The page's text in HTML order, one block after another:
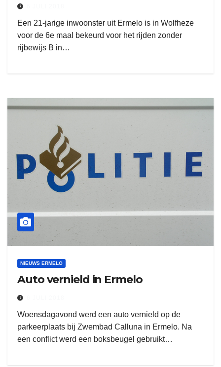
Een 21-jarige inwoonster uit Ermelo is in Wolfheze
voor de 6e maal bekeurd voor het rijden zonder
rijbewijs B in…
NIEUWS ERMELO
Auto vernield in Ermelo
Woensdagavond werd een auto vernield op de
parkeerplaats bij Zwembad Calluna in Ermelo. Na
een conflict werd een boksbeugel gebruikt…